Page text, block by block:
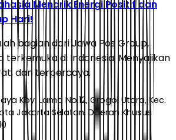
Menarik Energi Positif dan
Hari!
bagian dari Jawa Pos Group,
terkemuka di Indonesia. Menyajikan
dan terpercaya.
Kby. Lama No.12, Grogol Utara, Kec.
Jakarta Selatan, Daerah Khusus